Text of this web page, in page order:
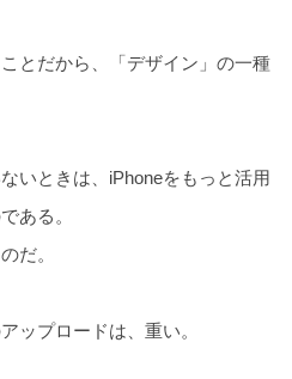
とだから、「デザイン」の一種
いときは、iPhoneをもっと活用
ある。
だ。
ップロードは、重い。